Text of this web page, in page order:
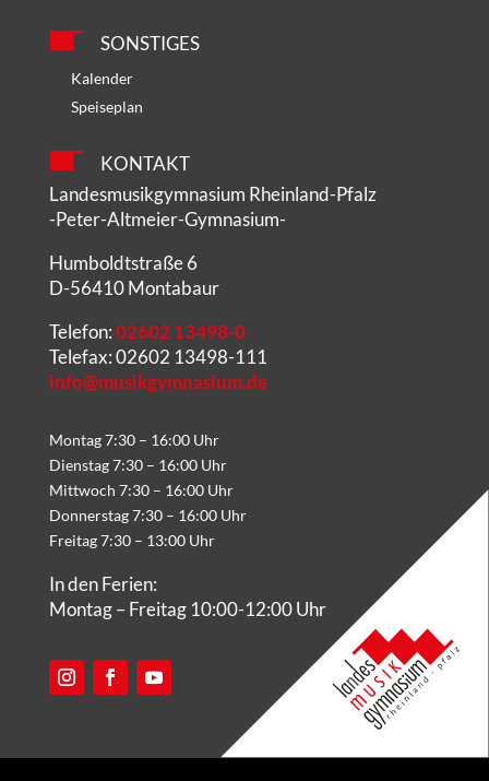
SONSTIGES
Kalender
Speiseplan
KONTAKT
Landesmusikgymnasium Rheinland-Pfalz
-Peter-Altmeier-Gymnasium-
Humboldtstraße 6
D-56410 Montabaur
Telefon:02602 13498-0
Telefax: 02602 13498-111
info@musikgymnasium.de
Montag 7:30 – 16:00 Uhr
Dienstag 7:30 – 16:00 Uhr
Mittwoch 7:30 – 16:00 Uhr
Donnerstag 7:30 – 16:00 Uhr
Freitag 7:30 – 13:00 Uhr
In den Ferien:
Montag – Freitag 10:00-12:00 Uhr